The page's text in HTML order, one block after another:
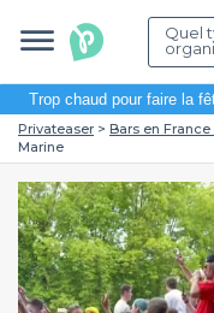
Quel
Trop chaud pour faire la
Privateaser Bars en
Marine